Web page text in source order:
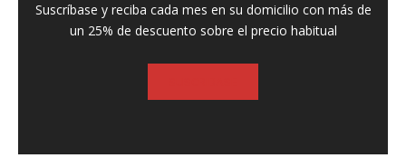
Suscríbase y reciba cada mes en su domicilio con más de
un 25% de descuento sobre el precio habitual